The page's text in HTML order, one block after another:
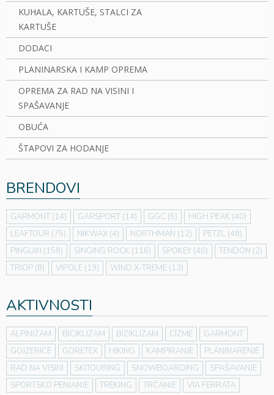
KUHALA, KARTUŠE, STALCI ZA
KARTUŠE
DODACI
PLANINARSKA I KAMP OPREMA
OPREMA ZA RAD NA VISINI I
SPAŠAVANJE
OBUĆA
ŠTAPOVI ZA HODANJE
BRENDOVI
GARMONT (14) GARSPORT (14) GGC (5) HIGH PEAK (40)
LEAFTOUR (75) NIKWAX (4) NORTHMAN (12) PETZL (48)
PINGUIN (159) SINGING ROCK (116) SPOKEY (40) TENDON (2)
TRIOP (8) VIPOLE (19) WIND X-TREME (13)
AKTIVNOSTI
ALPINIZAM BICIKLIZAM BIZIKLIZAM CIZME
GARMONT
GOJZERICE
GORETEX HIKING KAMPIRANJE
PLANINARENJE
RAD NA VISINI
SKITOURING SNOWBOARDING
SPAŠAVANJE
SPORTSKO PENJANJE
TREKING TRČANJE VIA FERRATA